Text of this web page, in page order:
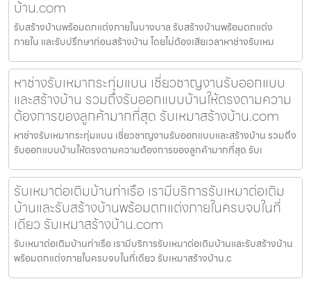
บ้าน.com
รับสร้างบ้านพร้อมตกแต่งภายในบางบาล รับสร้างบ้านพร้อมตกแต่ง
ภายใน และรับปรึกษาก่อนสร้างบ้าน โดยไม่ต้องเสียเวลาหาช่างรับเหม
หาช่างรับเหมากระทุ่มแบน เชี่ยวชาญงานรับออกแบบ
และสร้างบ้าน รวมถึงรับออกแบบบ้านให้ตรงตามความ
ต้องการของลูกค้ามากที่สุด รับเหมาสร้างบ้าน.com
หาช่างรับเหมากระทุ่มแบน เชี่ยวชาญงานรับออกแบบและสร้างบ้าน รวมถึง
รับออกแบบบ้านให้ตรงตามความต้องการของลูกค้ามากที่สุด รับเ
รับเหมาต่อเติมบ้านท่าเรือ เรามีบริการรับเหมาต่อเติม
บ้านและรับสร้างบ้านพร้อมตกแต่งภายในครบจบในที่
เดียว รับเหมาสร้างบ้าน.com
รับเหมาต่อเติมบ้านท่าเรือ เรามีบริการรับเหมาต่อเติมบ้านและรับสร้างบ้าน
พร้อมตกแต่งภายในครบจบในที่เดียว รับเหมาสร้างบ้าน.c